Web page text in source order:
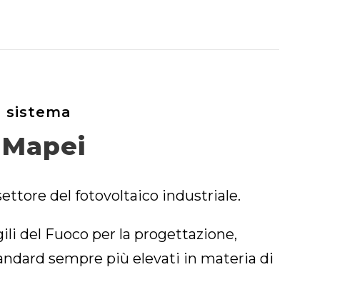
del fotovoltaico industriale.
del Fuoco per la progettazione,
sempre più elevati in materia di